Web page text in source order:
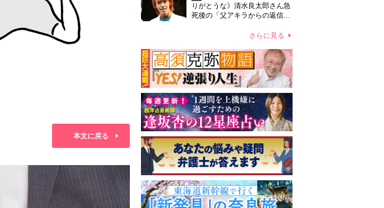
本文に戻る
じた壮絶な撮影現場
りがとうな》清水良太郎さん急
死後の「父アキラからの返信」
さらに見る